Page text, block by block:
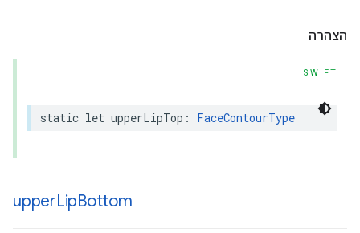
הצהרה
SWIFT
static let upperLipTop : FaceContourType
upperLipBottom